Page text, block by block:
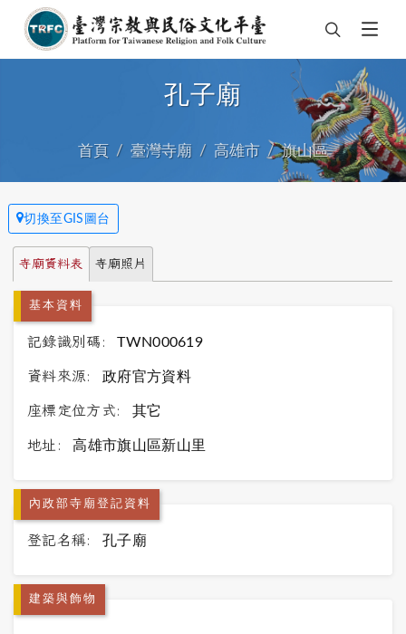
孔子廟
首頁 臺灣寺廟 高雄市 旗山區
切換至GIS圖台
寺廟資料表 寺廟照片
基本資料
記錄識別碼: TWN000619
資料來源: 政府官方資料
座標定位方式: 其它
地址: 高雄市旗山區新山里
內政部寺廟登記資料
登記名稱: 孔子廟
建築與飾物